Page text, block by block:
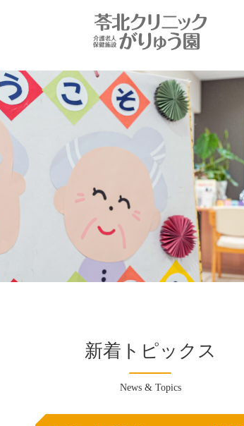
新着トピックス
News & Topics